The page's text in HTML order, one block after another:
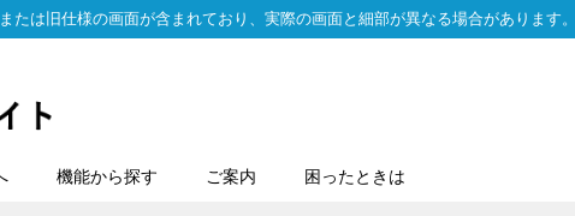
は旧仕様の画面が含まれており、実際の画面と細部が異なる場合があります。
機能から探す ご案内 困ったときは